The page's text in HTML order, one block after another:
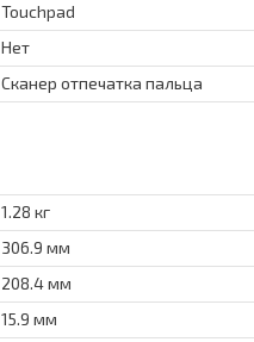
Touchpad
Нет
Сканер отпечатка пальца
1.28 кг
306.9 мм
208.4 мм
15.9 мм